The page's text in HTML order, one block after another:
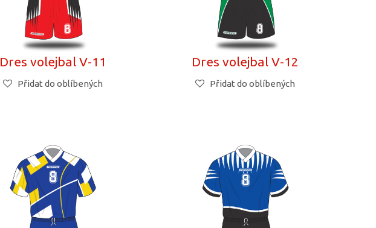
Dres volejbal V-11
Přidat do oblíbených
Dres volejbal V-12
Přidat do oblíbených